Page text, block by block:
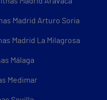
Madrid Arturo Soria
Madrid La Milagrosa
Málaga
Medimar